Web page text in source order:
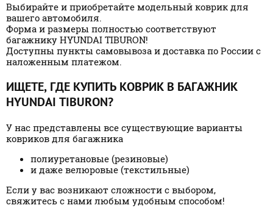
Выбирайте и приобретайте модельный коврик для
вашего автомобиля.
Форма и размеры полностью соответствуют
багажнику HYUNDAI TIBURON!
Доступны пункты самовывоза и доставка по России с
наложенным платежом.
ИЩЕТЕ, ГДЕ КУПИТЬ КОВРИК В БАГАЖНИК
HYUNDAI TIBURON?
У нас представлены все существующие варианты
ковриков для багажника
полиуретановые (резиновые)
и даже велюровые (текстильные)
Если у вас возникают сложности с выбором,
свяжитесь с нами любым удобным способом!